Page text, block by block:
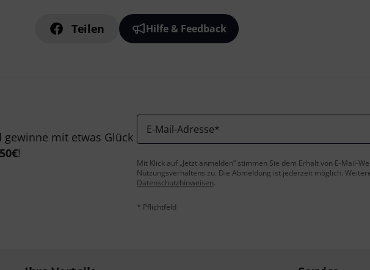
Teilen Hilfe & Feedback
mit etwas Glück
50€!
E-Mail-Adresse*
Mit Klick auf „Jetzt anmelden“ stimmen Sie dem Erhalt von E-Mail-
Nutzungsverhaltens zu. Die Abmeldung ist jederzeit möglich.
Datenschutzhinweisen.
* Pflichtfeld